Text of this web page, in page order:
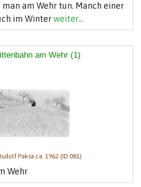
am Wehr tun. Manch einer
im Winterweiter...
am Wehr (1)
Paksa ca. 1962 (ID 081)
Wehr